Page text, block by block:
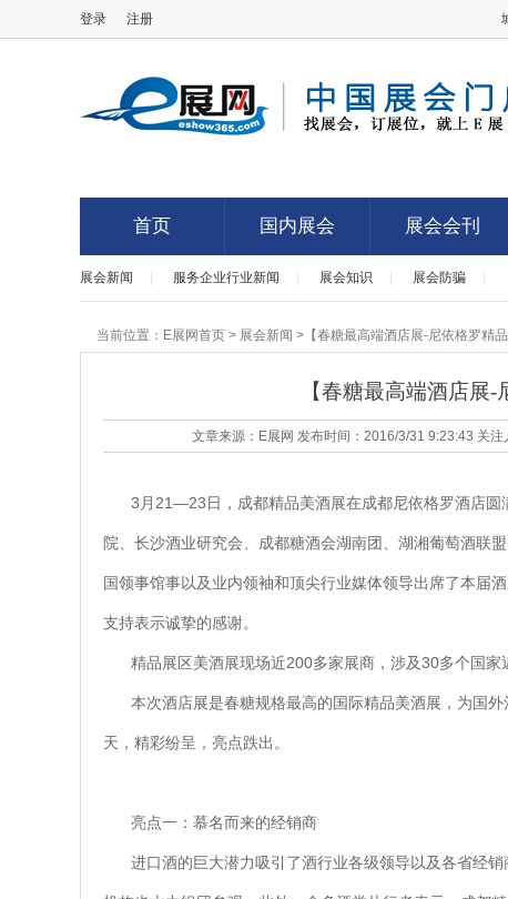
登录 注册
首页 国内展会
国内展会
展会会刊
展会会刊
展会新闻 服务企业行业新闻 展会知识 展会防骗
当前位置： E展网首页 > 展会新闻 >【春糖最高端酒店展-尼依格罗精
【春糖最高端酒店展
文章来源：E展网 发布时间：2016/3/31 9:23:43 关注
3月21—23日，成都精品美酒展在成都尼依格罗酒店
院、长沙酒业研究会、成都糖酒会湖南团、湖湘葡萄酒联
国领事馆事以及业内领袖和顶尖行业媒体领导出席了本届
支持表示诚挚的感谢。
精品展区美酒展现场近200多家展商，涉及30多个国
本次酒店展是春糖规格最高的国际精品美酒展，为国
天，精彩纷呈，亮点跌出。
亮点一：慕名而来的经销商
进口酒的巨大潜力吸引了酒行业各级领导以及各省经